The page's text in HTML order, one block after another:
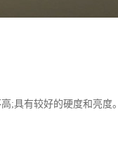
;具有较好的硬度和亮度。